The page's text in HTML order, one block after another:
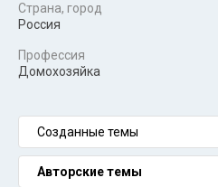
Страна, город
Россия
Профессия
Домохозяйка
Созданные темы
Авторские темы